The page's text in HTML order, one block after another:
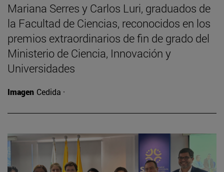
Mariana Serres y Carlos Luri, graduados de
la Facultad de Ciencias, reconocidos en los
premios extraordinarios de fin de grado del
Ministerio de Ciencia, Innovación y
Universidades
Imagen Cedida ·